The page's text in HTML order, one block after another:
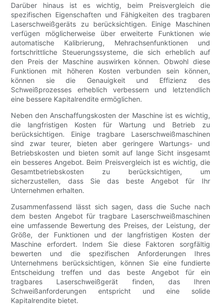
Darüber hinaus ist es wichtig, beim Preisvergleich die
spezifischen Eigenschaften und Fähigkeiten des tragbaren
Laserschweißgeräts zu berücksichtigen. Einige Maschinen
verfügen möglicherweise über erweiterte Funktionen wie
automatische Kalibrierung, Mehrachsenfunktionen und
fortschrittliche Steuerungssysteme, die sich erheblich auf
den Preis der Maschine auswirken können. Obwohl diese
Funktionen mit höheren Kosten verbunden sein können,
können sie die Genauigkeit und Effizienz des
Schweißprozesses erheblich verbessern und letztendlich
eine bessere Kapitalrendite ermöglichen.
Neben den Anschaffungskosten der Maschine ist es wichtig,
die langfristigen Kosten für Wartung und Betrieb zu
berücksichtigen. Einige tragbare Laserschweißmaschinen
sind zwar teurer, bieten aber geringere Wartungs- und
Betriebskosten und bieten somit auf lange Sicht insgesamt
ein besseres Angebot. Beim Preisvergleich ist es wichtig, die
Gesamtbetriebskosten zu berücksichtigen, um
sicherzustellen, dass Sie das beste Angebot für Ihr
Unternehmen erhalten.
Zusammenfassend lässt sich sagen, dass die Suche nach
dem besten Angebot für tragbare Laserschweißmaschinen
eine umfassende Bewertung des Preises, der Leistung, der
Größe, der Funktionen und der langfristigen Kosten der
Maschine erfordert. Indem Sie diese Faktoren sorgfältig
bewerten und die spezifischen Anforderungen Ihres
Unternehmens berücksichtigen, können Sie eine fundierte
Entscheidung treffen und das beste Angebot für ein
tragbares Laserschweißgerät finden, das Ihren
Schweißanforderungen entspricht und eine solide
Kapitalrendite bietet.